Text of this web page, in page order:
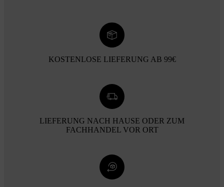
KOSTENLOSE LIEFERUNG AB 99€
LIEFERUNG NACH HAUSE ODER ZUM
FACHHANDEL VOR ORT